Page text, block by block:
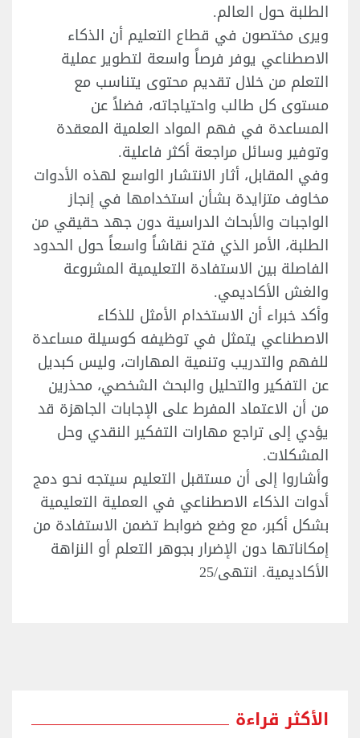
الطلبة حول العالم.
ويرى مختصون في قطاع التعليم أن الذكاء
الاصطناعي يوفر فرصاً واسعة لتطوير عملية
التعلم من خلال تقديم محتوى يتناسب مع
مستوى كل طالب واحتياجاته، فضلاً عن
المساعدة في فهم المواد العلمية المعقدة
وتوفير وسائل مراجعة أكثر فاعلية.
وفي المقابل، أثار الانتشار الواسع لهذه الأدوات
مخاوف متزايدة بشأن استخدامها في إنجاز
الواجبات والأبحاث الدراسية دون جهد حقيقي من
الطلبة، الأمر الذي فتح نقاشاً واسعاً حول الحدود
الفاصلة بين الاستفادة التعليمية المشروعة
والغش الأكاديمي.
وأكد خبراء أن الاستخدام الأمثل للذكاء
الاصطناعي يتمثل في توظيفه كوسيلة مساعدة
للفهم والتدريب وتنمية المهارات، وليس كبديل
عن التفكير والتحليل والبحث الشخصي، محذرين
من أن الاعتماد المفرط على الإجابات الجاهزة قد
يؤدي إلى تراجع مهارات التفكير النقدي وحل
المشكلات.
وأشاروا إلى أن مستقبل التعليم سيتجه نحو دمج
أدوات الذكاء الاصطناعي في العملية التعليمية
بشكل أكبر، مع وضع ضوابط تضمن الاستفادة من
إمكاناتها دون الإضرار بجوهر التعلم أو النزاهة
الأكاديمية. انتهى/25
الأكثر قراءة